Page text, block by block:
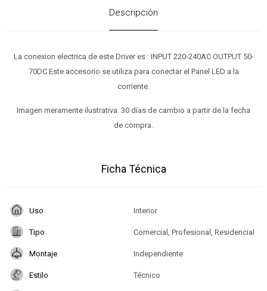
Descripción
La conexion electrica de este Driver es : INPUT 220-240AC OUTPUT 50-
70DC Este accesorio se utiliza para conectar el Panel LED a la
corriente.
Imagen meramente ilustrativa. 30 días de cambio a partir de la fecha
de compra.
Ficha Técnica
Uso Interior
Tipo Comercial, Profesional, Residencial
Montaje Independiente
Estilo Técnico